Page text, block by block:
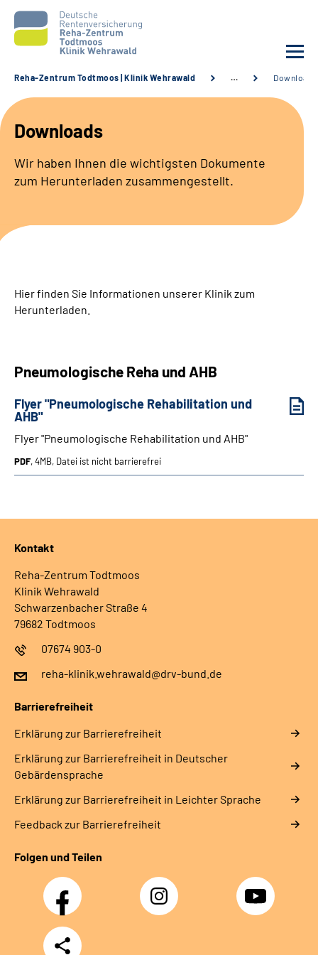
Unsere Klinik
Unsere Angebote
Service
Suche
Gebärdensprache
Reha-Zentrum Todtmoos | Klinik Wehrawald … Downloads
Downloads
Wir haben Ihnen die wichtigsten Dokumente
zum Herunterladen zusammengestellt.
Hier finden Sie Informationen unserer Klinik zum
Herunterladen.
Pneumologische Reha und AHB
Flyer "Pneumologische Rehabilitation und
AHB"
Flyer "Pneumologische Rehabilitation und AHB"
PDF, 4MB, Datei ist nicht barrierefrei
Kontakt
Reha-Zentrum Todtmoos
Klinik Wehrawald
Schwarzenbacher Straße 4
79682 Todtmoos
07674 903-0
reha-klinik.wehrawald@drv-bund.de
Barrierefreiheit
Erklärung zur Barrierefreiheit
Erklärung zur Barrierefreiheit in Deutscher
Gebärdensprache
Erklärung zur Barrierefreiheit in Leichter Sprache
Feedback zur Barrierefreiheit
Folgen und Teilen
Facebook Instagram YouTube
Teilen